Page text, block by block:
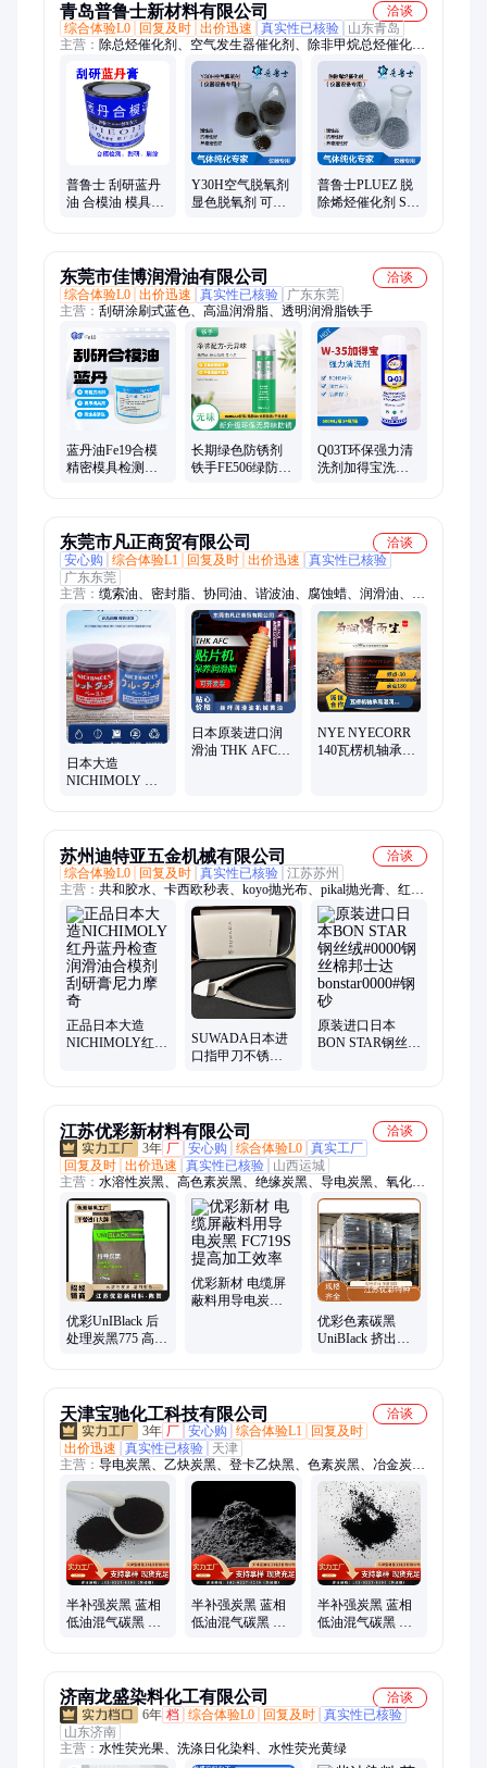
青岛普鲁士新材料有限公司
洽谈
综合体验L0
回复及时 出价迅速 真实性已核验
山东青岛
主营： 除总烃催化剂、空气发生器催化剂、除非甲烷总烃催化
剂、刮研蓝丹油、一氧化碳催化剂、臭氧催化剂、甲烷化催化
剂、氮氧化物净化剂、二氧化碳吸附剂
普鲁士 刮研蓝丹
油 合模油 模具检
Y30H空气脱氧剂
显色脱氧剂 可定
普鲁士PLUEZ 脱
除烯烃催化剂 S46
东莞市佳博润滑油有限公司
洽谈
综合体验L0 出价迅速 真实性已核验
广东东莞
主营： 刮研涂刷式蓝色、高温润滑脂、透明润滑脂铁手
蓝丹油Fe19合模
精密模具检测刮
长期绿色防锈剂
铁手FE506绿防锈
Q03T环保强力清
洗剂加得宝洗模
东莞市凡正商贸有限公司
洽谈
安心购
综合体验L1 回复及时 出价迅速
真实性已核验
广东东莞
主营： 缆索油、密封脂、协同油、谐波油、腐蚀蜡、润滑油、粘
着剂、润滑剂、清洗剂、喷涂液、粘合剂、润滑脂、防锈剂、导
热液、氟氯油、防指纹油、防污树脂、高温油脂、高温白油、热
传导液、光学贴胶、密封硅脂、真空油脂、真空泵油、机械黄油
日本大造
NICHIMOLY 红
日本原装进口润
滑油 THK AFC
NYE NYECORR
140瓦楞机轴承高
苏州迪特亚五金机械有限公司
洽谈
综合体验L0
回复及时 真实性已核验 江苏苏州
主营： 共和胶水、卡西欧秒表、koyo抛光布、pikal抛光膏、红狐
狸silky锯、HS-70W-1JH、sato佐藤计时器、中京研磨、积水胶
带、kyowa应变片、小西胶水、极快油石、wise内六角扳手、米
其邦胶带、寺冈胶带、vessel威威扳手、TRUSCO中山、NT 美工
刀、爱丽丝ARS折叠锯、OLFA爱利华、施敏打胶水、三键胶
水、ANEX安力士、兴研口罩
正品日本大造
NICHIMOLY红丹
SUWADA日本进
口指甲刀不锈钢
原装进口日本
BON STAR钢丝绒
江苏优彩新材料有限公司
洽谈
3年 厂 安心购 综合体验L0 真实工厂
回复及时 出价迅速 真实性已核验
山西运城
主营： 水溶性炭黑、高色素炭黑、绝缘炭黑、导电炭黑、氧化铁
用水溶性炭黑、中色素炭黑、低色素炭黑、混气法炭黑、氧化炭
黑、勾缝美缝专用炭黑、水性油墨专用炭黑、油墨专用炭黑、乙
炔炭黑、油炉法炭黑、水泥填缝水溶性炭黑、防静电塑料板用炭
黑、电池专用导电炭黑、炭黑326、纸板浆料用水溶性炭黑、固
化地坪用水溶性炭黑、炭黑330、发泡色母粒用炭黑、油墨用色
素炭黑、涂料用色素炭黑、特黑
优彩UnIBlack 后
处理炭黑775 高吸
优彩新材 电缆屏
蔽料用导电炭黑
优彩色素碳黑
UniBIack 挤出级
天津宝驰化工科技有限公司
洽谈
3年 厂 安心购 综合体验L1
回复及时
出价迅速
真实性已核验
天津
主营： 导电炭黑、乙炔炭黑、登卡乙炔黑、色素炭黑、冶金炭
黑、中色素炭黑、喷雾炭黑、炭黑N990、天然气半补强炭黑、
超导电炭黑、热裂解炭黑、混气炭黑、水泥砂浆炭黑、耐高温炭
黑、N880炭黑、防静电炭黑、高色素炭黑、导电剂SP、保温炭
黑、水溶性炭黑、油墨炭黑、超细炭黑、超耐磨炭黑、槽法炭
黑、纳米级炭黑
半补强炭黑 蓝相
低油混气碳黑 易
半补强炭黑 蓝相
低油混气碳黑 易
半补强炭黑 蓝相
低油混气碳黑 易
济南龙盛染料化工有限公司
洽谈
6年 档 综合体验L0 回复及时 真实性已核验
山东济南
主营： 水性荧光果、洗涤日化染料、水性荧光黄绿